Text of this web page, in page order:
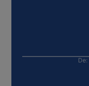
De: